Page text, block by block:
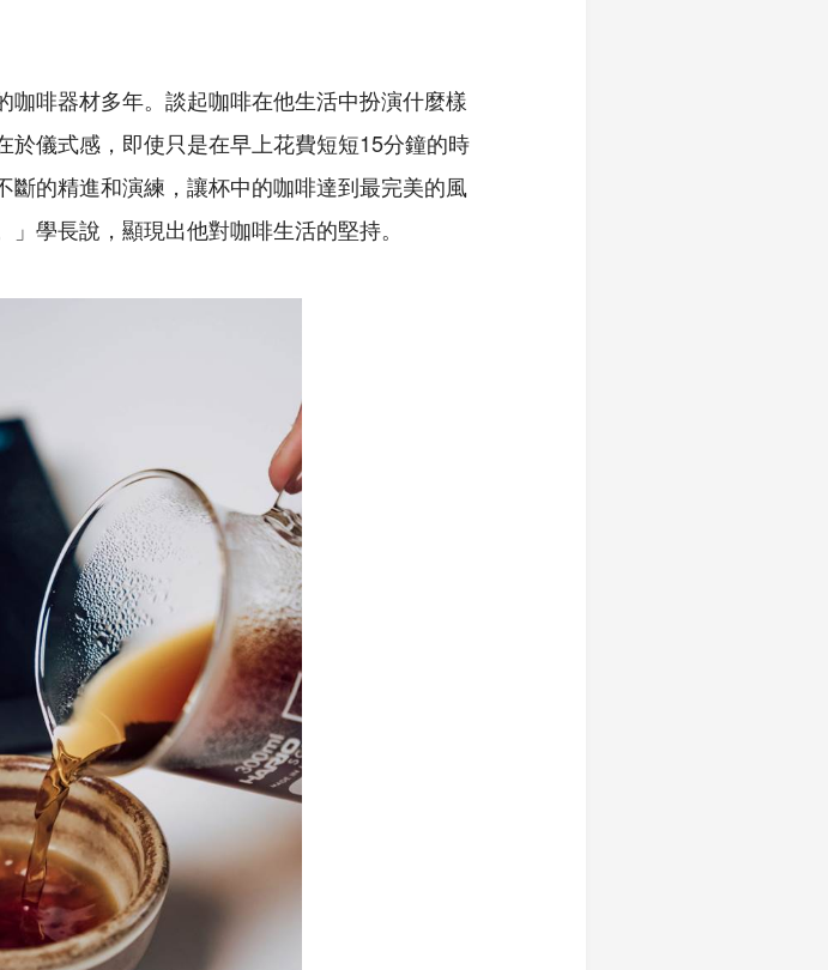
啡器材多年。談起咖啡在他生活中扮演什麼樣
於儀式感，即使只是在早上花費短短15分鐘的時
的精進和演練，讓杯中的咖啡達到最完美的風
學長說，顯現出他對咖啡生活的堅持。